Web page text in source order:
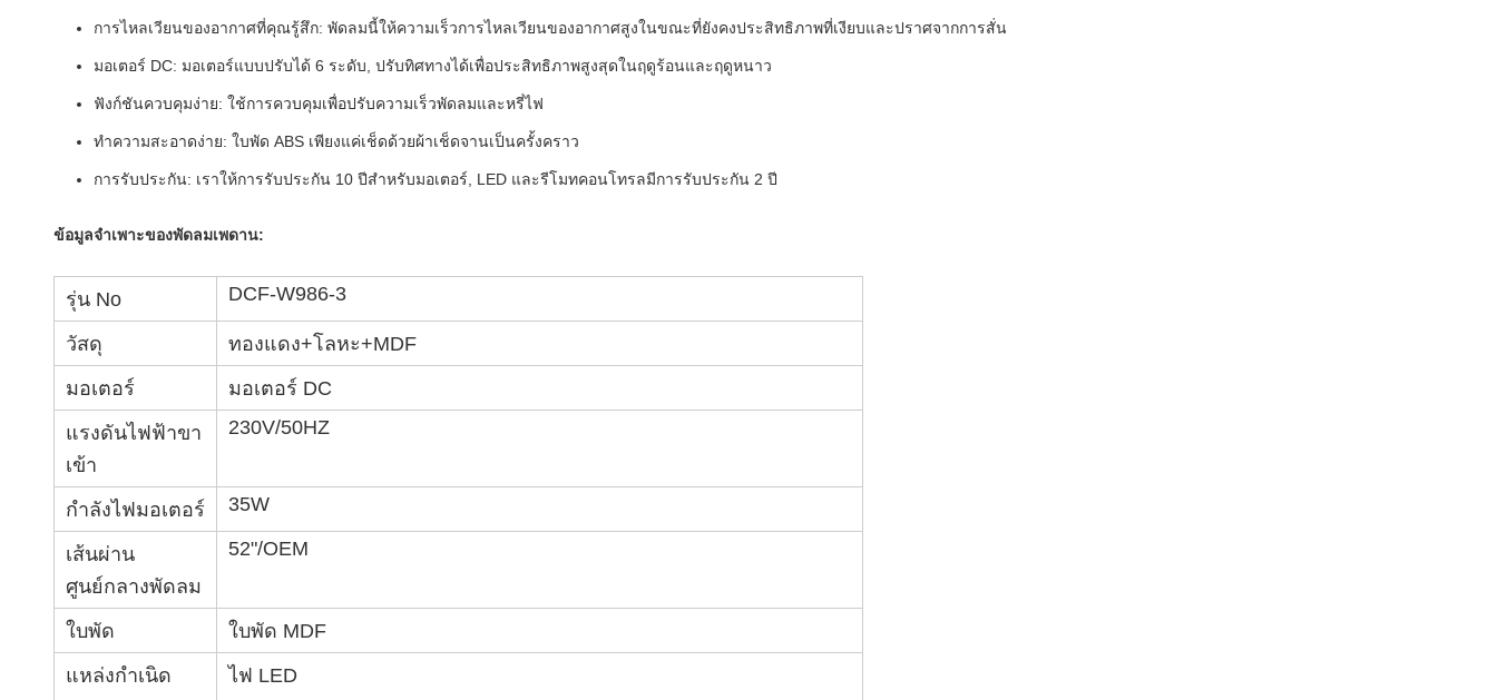
การไหลเวียนของอากาศที่คุณรู้สึก: พัดลมนี้ให้ความเร็วการไหลเวียนของอากาศสูงในขณะที่ยังคงประสิทธิภาพที่เงียบและปราศจากการสั่น
มอเตอร์ DC: มอเตอร์แบบปรับได้ 6 ระดับ, ปรับทิศทางได้เพื่อประสิทธิภาพสูงสุดในฤดูร้อนและฤดูหนาว
ฟังก์ชันควบคุมง่าย: ใช้การควบคุมเพื่อปรับความเร็วพัดลมและหรี่ไฟ
ทำความสะอาดง่าย: ใบพัด ABS เพียงแค่เช็ดด้วยผ้าเช็ดจานเป็นครั้งคราว
การรับประกัน: เราให้การรับประกัน 10 ปีสำหรับมอเตอร์, LED และรีโมทคอนโทรลมีการรับประกัน 2 ปี
ข้อมูลจำเพาะของพัดลมเพดาน:
รุ่น No DCF-W986-3
วัสดุ
ทองแดง+โลหะ+MDF
มอเตอร์
มอเตอร์ DC
แรงดันไฟฟ้าขา
เข้า
230V/50HZ
กำลังไฟมอเตอร์ 35W
เส้นผ่าน
ศูนย์กลางพัดลม
52"/OEM
ใบพัด
ใบพัด MDF
แหล่งกำเนิด
ไฟ LED